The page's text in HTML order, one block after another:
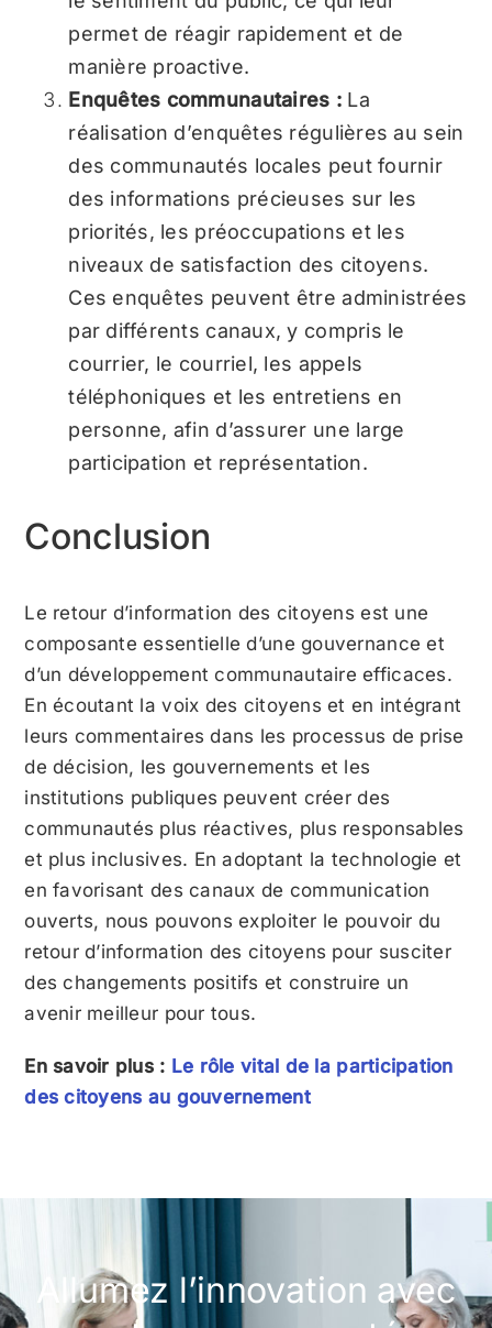
permet de réagir rapidement et de
manière proactive.
Enquêtes communautaires : La
réalisation d’enquêtes régulières au sein
des communautés locales peut fournir
des informations précieuses sur les
priorités, les préoccupations et les
niveaux de satisfaction des citoyens.
Ces enquêtes peuvent être administrées
par différents canaux, y compris le
courrier, le courriel, les appels
téléphoniques et les entretiens en
personne, afin d’assurer une large
participation et représentation.
Conclusion
Le retour d’information des citoyens est une
composante essentielle d’une gouvernance et
d’un développement communautaire efficaces.
En écoutant la voix des citoyens et en intégrant
leurs commentaires dans les processus de prise
de décision, les gouvernements et les
institutions publiques peuvent créer des
communautés plus réactives, plus responsables
et plus inclusives. En adoptant la technologie et
en favorisant des canaux de communication
ouverts, nous pouvons exploiter le pouvoir du
retour d’information des citoyens pour susciter
des changements positifs et construire un
avenir meilleur pour tous.
En savoir plus : Le rôle vital de la participation
des citoyens au gouvernement
Allumez l’innovation avec